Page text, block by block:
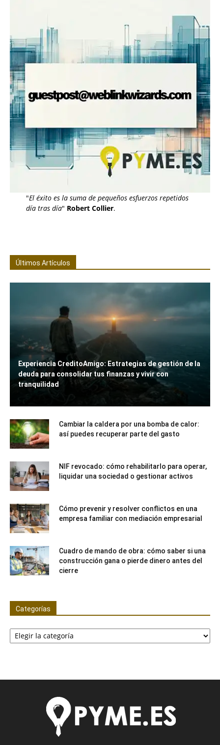
"El éxito es la suma de pequeños esfuerzos repetidos
día tras día" Robert Collier.
Últimos Artículos
Experiencia CreditoAmigo: Estrategias de gestión de la
deuda para consolidar tus finanzas y vivir con
tranquilidad
Cambiar la caldera por una bomba de calor:
así puedes recuperar parte del gasto
NIF revocado: cómo rehabilitarlo para operar,
liquidar una sociedad o gestionar activos
Cómo prevenir y resolver conflictos en una
empresa familiar con mediación empresarial
Cuadro de mando de obra: cómo saber si una
construcción gana o pierde dinero antes del
cierre
Categorías
Categorías